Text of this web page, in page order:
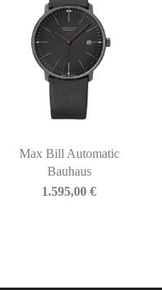
Max Bill Automatic
Bauhaus
1.595,00€